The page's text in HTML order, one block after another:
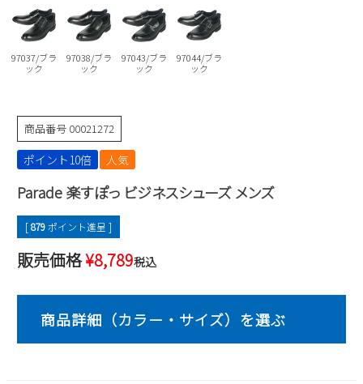
new balance
営業日カレンダー
2026 年8月
日 月
9
10 11 12 13 14
16
17
30
31
日 月 火 水 木 金
1
2 3 4
5
97037/ブラ
ック
97038/ブラ
ック
97043/ブラ
ック
97044/ブラ
ック
商品番号 00021272
ポイント10倍 人気
Parade 楽すぽっ ビジネスシューズ メンズ
[879ポイント進呈 ]
販売価格¥8,789税込